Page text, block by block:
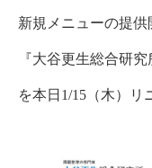
新規メニューの提供
『大谷更生総合研
を本日1/15（木）リ